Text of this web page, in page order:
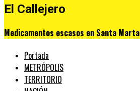
El Callejero
Medicamentos escasos en Santa Marta
Portada
METRÓPOLIS
TERRITORIO